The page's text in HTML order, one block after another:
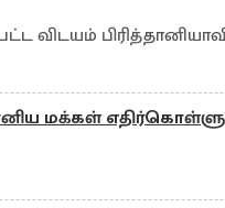
விடயம்
மக்கள்